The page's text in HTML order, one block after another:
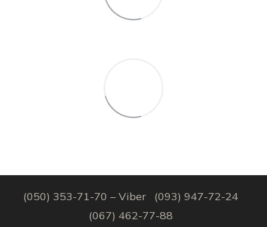
(050) 353-71-70 – Viber
(093) 947-72-24
(067) 462-77-88